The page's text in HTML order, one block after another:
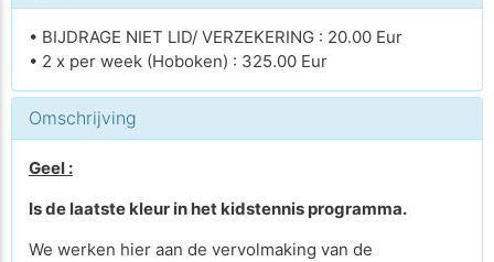
• BIJDRAGE NIET LID/ VERZEKERING : 20.00 Eur
• 2 x per week (Hoboken) : 325.00 Eur
Omschrijving
Geel :
Is de laatste kleur in het kidstennis programma.
We werken hier aan de vervolmaking van de